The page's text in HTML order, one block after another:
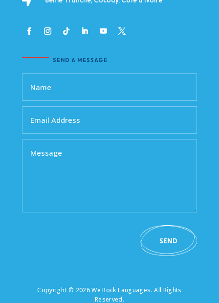
SEND A MESSAGE
SEND
Copyright © 2026 We Rock Languages. All Rights
Reserved.